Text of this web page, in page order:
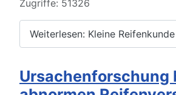
Zugriffe: 51326
Weiterlesen: Kleine Reifenkunde
Ursachenforschung